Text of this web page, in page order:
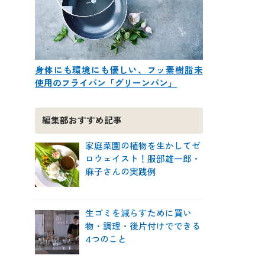
身体にも環境にも優しい、フッ素樹脂未
使用のフライパン「グリーンパン」
編集部おすすめ記事
家庭菜園の植物を生かしてゼ
ロウェイスト！服部雄一郎・
麻子さんの実践例
生ゴミを減らすために買い
物・調理・後片付けでできる
4つのこと